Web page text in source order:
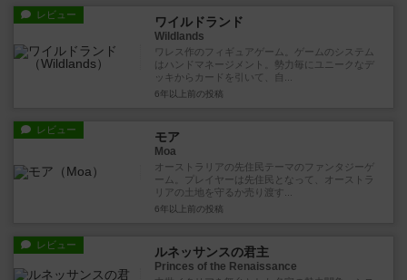
レビュー ワイルドランド
Wildlands
ワレス作のフィギュアゲーム。ゲームのシステム
はハンドマネージメント。勢力毎にユニークなデ
ッキからカードを引いて、自...
6年以上前 の投稿
レビュー モア
Moa
オーストラリアの先住民テーマのファンタジーゲ
ーム。プレイヤーは先住民となって、オーストラ
リアの土地を守るか売り渡す...
6年以上前 の投稿
レビュー ルネッサンスの君主
Princes of the Renaissance